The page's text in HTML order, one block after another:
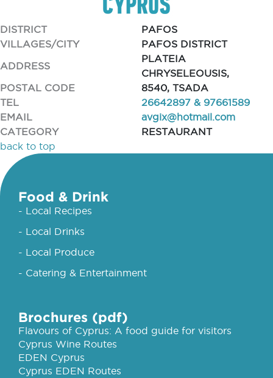
DISTRICT
PAFOS
VILLAGES/CITY
PAFOS DISTRICT
ADDRESS
PLATEIA
CHRYSELEOUSIS,
POSTAL CODE
8540, TSADA
TEL
26642897 & 97661589
EMAIL
avgix@hotmail.com
CATEGORY
RESTAURANT
back to top
Food & Drink
- Local Recipes
- Local Drinks
- Local Produce
- Catering & Entertainment
Brochures (pdf)
Flavours of Cyprus: A food guide for visitors
Cyprus Wine Routes
EDEN Cyprus
Cyprus EDEN Routes